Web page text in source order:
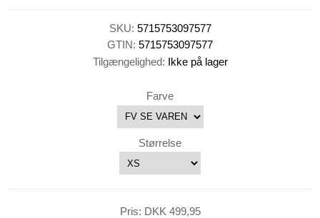
SKU: 5715753097577
GTIN: 5715753097577
Tilgængelighed: Ikke på lager
Farve
Størrelse
Pris: DKK 499,95